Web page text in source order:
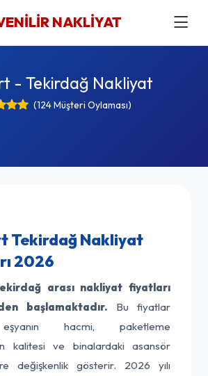
NAKLİYAT
- Tekirdağ Nakliyat
(124 Müşteri Oylaması)
Tekirdağ Nakliyat
2026
arası nakliyat fiyatları
başlamaktadır. Bu fiyatlar
hacmi, paketleme
kalitesi ve binalardaki asansör
değişkenlik gösterir. 2026 yılı